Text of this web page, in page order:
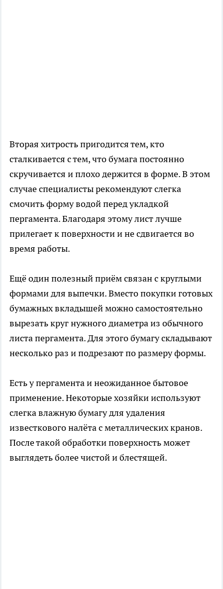
Вторая хитрость пригодится тем, кто
сталкивается с тем, что бумага постоянно
скручивается и плохо держится в форме. В этом
случае специалисты рекомендуют слегка
смочить форму водой перед укладкой
пергамента. Благодаря этому лист лучше
прилегает к поверхности и не сдвигается во
время работы.
Ещё один полезный приём связан с круглыми
формами для выпечки. Вместо покупки готовых
бумажных вкладышей можно самостоятельно
вырезать круг нужного диаметра из обычного
листа пергамента. Для этого бумагу складывают
несколько раз и подрезают по размеру формы.
Есть у пергамента и неожиданное бытовое
применение. Некоторые хозяйки используют
слегка влажную бумагу для удаления
известкового налёта с металлических кранов.
После такой обработки поверхность может
выглядеть более чистой и блестящей.